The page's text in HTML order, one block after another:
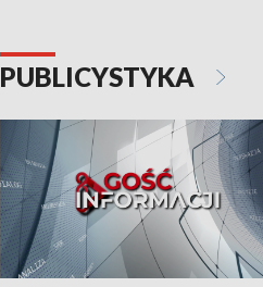
PUBLICYSTYKA